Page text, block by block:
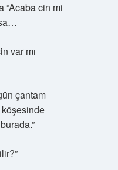
“Acaba cin mi
var mı
çantam